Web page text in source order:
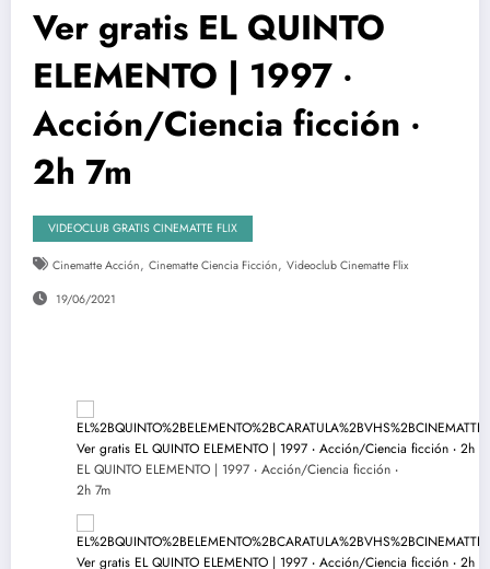
Ver gratis EL QUINTO
ELEMENTO | 1997 ‧
Acción/Ciencia ficción ‧
2h 7m
VIDEOCLUB GRATIS CINEMATTE FLIX
Cinematte Acción, Cinematte Ciencia Ficción, Videoclub Cinematte Flix
19/06/2021
EL QUINTO ELEMENTO | 1997 ‧ Acción/Ciencia ficción ‧
2h 7m